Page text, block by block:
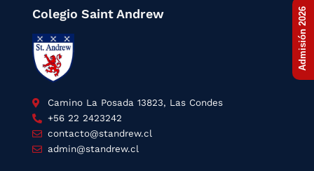
Colegio Saint Andrew
Camino La Posada 13823, Las Condes
+56 22 2423242
contacto@standrew.cl
admin@standrew.cl
Admisión 2026